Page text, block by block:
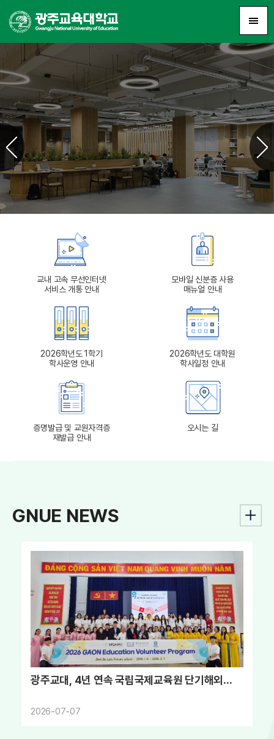
교내 고속 무선인터넷
서비스 개통 안내
모바일 신분증 사용
매뉴얼 안내
2026학년도 1학기
학사운영 안내
2026학년도 대학원
학사일정 안내
증명발급 및 교원자격증
재발급 안내
오시는 길
GNUE NEWS
광주교대, 4년 연속 국립국제교육원 단기해외...
2026-07-07